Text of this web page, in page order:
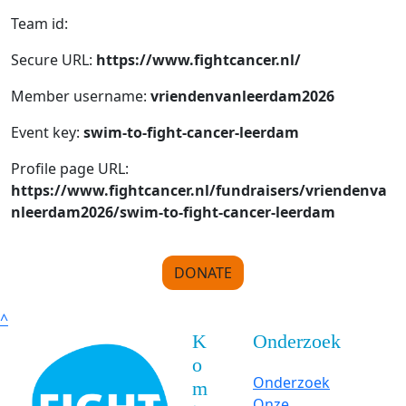
Team id:
Secure URL: https://www.fightcancer.nl/
Member username: vriendenvanleerdam2026
Event key: swim-to-fight-cancer-leerdam
Profile page URL:
https://www.fightcancer.nl/fundraisers/vriendenva
nleerdam2026/swim-to-fight-cancer-leerdam
DONATE
^
K
o
m
Onderzoek
Onderzoek